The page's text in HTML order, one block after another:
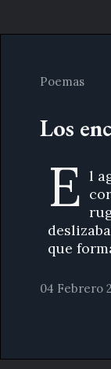
Poemas
Los
E l
que
04 Febrero